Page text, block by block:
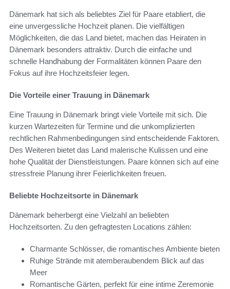
Dänemark hat sich als beliebtes Ziel für Paare etabliert, die
eine unvergessliche Hochzeit planen. Die vielfältigen
Möglichkeiten, die das Land bietet, machen das Heiraten in
Dänemark besonders attraktiv. Durch die einfache und
schnelle Handhabung der Formalitäten können Paare den
Fokus auf ihre Hochzeitsfeier legen.
Die Vorteile einer Trauung in Dänemark
Eine Trauung in Dänemark bringt viele Vorteile mit sich. Die
kurzen Wartezeiten für Termine und die unkomplizierten
rechtlichen Rahmenbedingungen sind entscheidende Faktoren.
Des Weiteren bietet das Land malerische Kulissen und eine
hohe Qualität der Dienstleistungen. Paare können sich auf eine
stressfreie Planung ihrer Feierlichkeiten freuen.
Beliebte Hochzeitsorte in Dänemark
Dänemark beherbergt eine Vielzahl an beliebten
Hochzeitsorten. Zu den gefragtesten Locations zählen:
Charmante Schlösser, die romantisches Ambiente bieten
Ruhige Strände mit atemberaubendem Blick auf das
Meer
Romantische Gärten, perfekt für eine intime Zeremonie